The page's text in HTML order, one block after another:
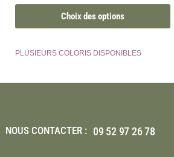
Choix des options
PLUSIEURS COLORIS DISPONIBLES
NOUS CONTACTER : 09 52 97 26 78